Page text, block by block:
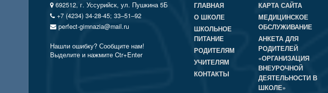
692512, г. Уссурийск, ул. Пушкина 5Б
+7 (4234) 34-28-45; 33‒51‒92
perfect-gimnazia@mail.ru
Нашли ошибку? Сообщите нам!
Выделите и нажмите Ctr+Enter
ГЛАВНАЯ
О ШКОЛЕ
ШКОЛЬНОЕ
ПИТАНИЕ
РОДИТЕЛЯМ
УЧИТЕЛЯМ
КОНТАКТЫ
КАРТА САЙТА
МЕДИЦИНСКОЕ
ОБСЛУЖИВАНИЕ
АНКЕТА ДЛЯ
РОДИТЕЛЕЙ
«ОРГАНИЗАЦИЯ
ВНЕУРОЧНОЙ
ДЕЯТЕЛЬНОСТИ В
ШКОЛЕ»